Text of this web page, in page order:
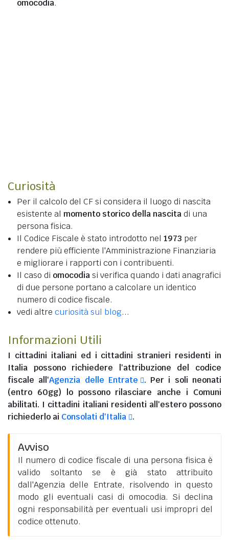
omocodia.
Curiosità
Per il calcolo del CF si considera il luogo di nascita
esistente al momento storico della nascitadi una
persona fisica.
Il Codice Fiscale è stato introdotto nel 1973 per
rendere più efficiente l'Amministrazione Finanziaria
e migliorare i rapporti con i contribuenti.
Il caso di omocodiasi verifica quando i dati anagrafici
di due persone portano a calcolare un identico
numero di codice fiscale.
vedi altre curiosità sul blog...
Informazioni Utili
I cittadini italiani ed i cittadini stranieri residenti in
Italia possono richiedere l'attribuzione del codice
fiscale all'Agenzia delle Entrate
. Per i soli neonati
(entro 60gg) lo possono rilasciare anche i Comuni
abilitati. I cittadini italiani residenti all'esteropossono
richiederlo ai Consolati d'Italia .
Avviso
Il numero di codice fiscale di una persona fisica è
valido soltanto se è già stato attribuito
dall'Agenzia delle Entrate, risolvendo in questo
modo gli eventuali casi di omocodia. Si declina
ogni responsabilità per eventuali usi impropri del
codice ottenuto.